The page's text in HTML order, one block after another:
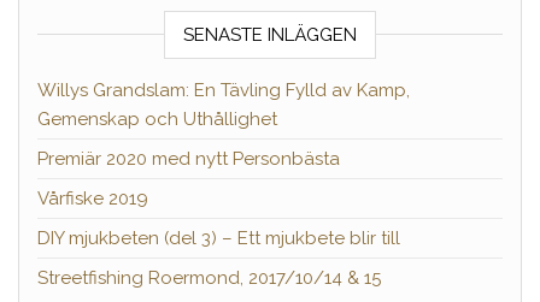
SENASTE INLÄGGEN
Willys Grandslam: En Tävling Fylld av Kamp,
Gemenskap och Uthållighet
Premiär 2020 med nytt Personbästa
Vårfiske 2019
DIY mjukbeten (del 3) – Ett mjukbete blir till
Streetfishing Roermond, 2017/10/14 & 15